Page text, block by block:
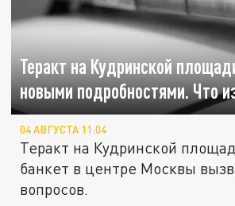
Теракт на Кудринской
новыми подробностями. Что
04 АВГУСТА 11:04
Теракт на Кудринской
банкет в центре Москвы
вопросов.